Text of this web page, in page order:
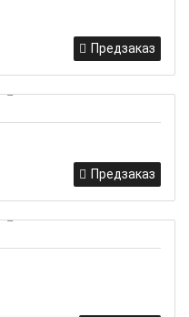
Предзаказ
Предзаказ